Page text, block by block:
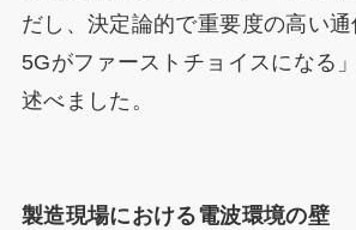
だし、決定論的で重要度の高い通
5Gがファーストチョイスになる
述べました。
製造現場における電波環境の壁